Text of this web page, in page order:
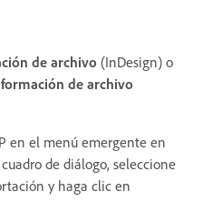
de archivo (InDesign) o
de archivo
en el menú emergente en
de diálogo, seleccione
y haga clic en